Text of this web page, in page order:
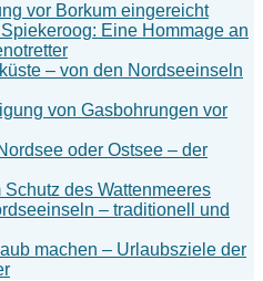
vor Borkum eingereicht
Eine Hommage an
– von den Nordseeinseln
von Gasbohrungen vor
oder Ostsee – der
des Wattenmeeres
– traditionell und
machen – Urlaubsziele der